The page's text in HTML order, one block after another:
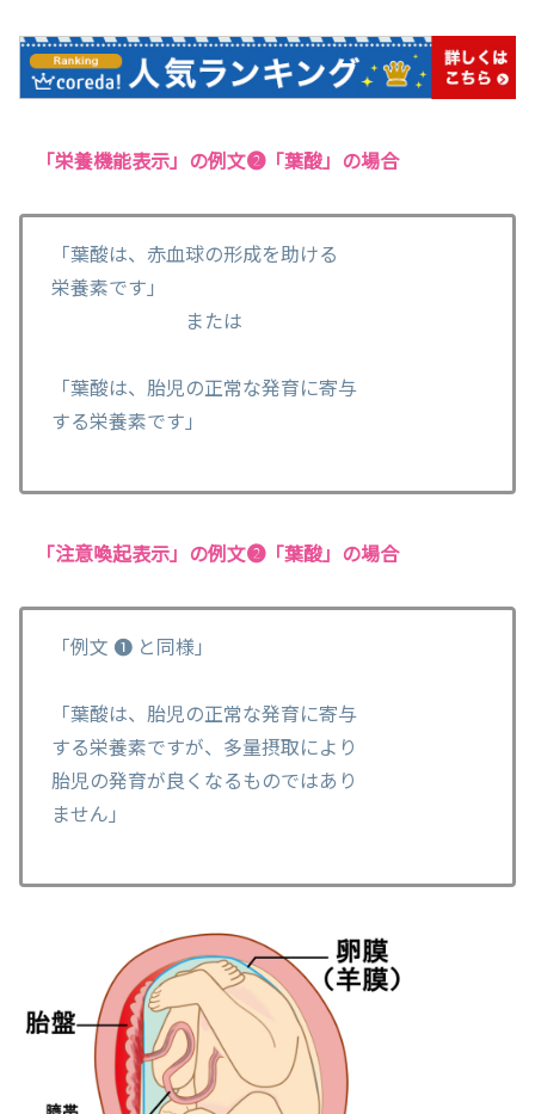
「栄養機能表示」の例文❷「葉酸」の場合
「葉酸は、赤血球の形成を助ける
栄養素です」
または
「葉酸は、胎児の正常な発育に寄与
する栄養素です」
「注意喚起表示」の例文❷「葉酸」の場合
「例文 ❶ と同様」
「葉酸は、胎児の正常な発育に寄与
する栄養素ですが、多量摂取により
胎児の発育が良くなるものではあり
ません」